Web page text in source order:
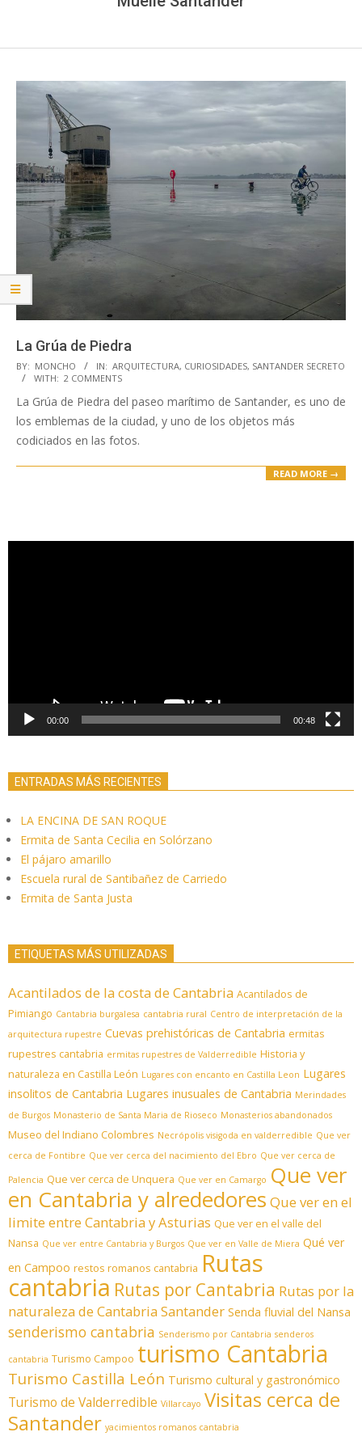
La Grúa de Piedra
2021-
09-
03
BY: MONCHO IN: ARQUITECTURA, CURIOSIDADES, SANTANDER SECRETO
WITH: 2 COMMENTS
La Grúa de Piedra del paseo marítimo de Santander, es uno de
los emblemas de la ciudad, y uno de los objetos más
codiciados en las fotos.
READ MORE →
00:00 00:48
ENTRADAS MÁS RECIENTES
LA ENCINA DE SAN ROQUE
Ermita de Santa Cecilia en Solórzano
El pájaro amarillo
Escuela rural de Santibañez de Carriedo
Ermita de Santa Justa
ETIQUETAS MÁS UTILIZADAS
Acantilados de la costa de Cantabria Acantilados de
Pimiango Cantabria burgalesa cantabria rural Centro de interpretación de la
arquitectura rupestre Cuevas prehistóricas de Cantabria ermitas
rupestres cantabria ermitas rupestres de Valderredible Historia y
naturaleza en Castilla León Lugares con encanto en Castilla Leon Lugares
insolitos de Cantabria Lugares inusuales de Cantabria Merindades
de Burgos Monasterio de Santa Maria de Rioseco Monasterios abandonados
Museo del Indiano Colombres Necrópolis visigoda en valderredible Que ver
cerca de Fontibre Que ver cerca del nacimiento del Ebro Que ver cerca de
Palencia Que ver cerca de Unquera Que ver en Camargo Que ver
en Cantabria y alrededores Que ver en el
limite entre Cantabria y Asturias Que ver en el valle del
Nansa Que ver entre Cantabria y Burgos Que ver en Valle de Miera Qué ver
en Campoo restos romanos cantabria Rutas
cantabria Rutas por Cantabria Rutas por la
naturaleza de CantabriaSantander Senda fluvial del Nansa
senderismo cantabria Senderismo por Cantabria senderos
cantabria Turismo Campoo turismo Cantabria
Turismo Castilla León Turismo cultural y gastronómico
Turismo de Valderredible Villarcayo Visitas cerca de
Santander yacimientos romanos cantabria